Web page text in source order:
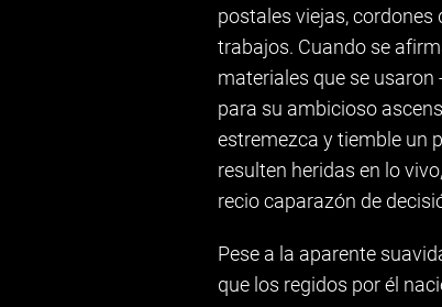
postales viejas,
trabajos. Cuando se
materiales que se
para su ambicioso
estremezca y tiemble un
resulten heridas en lo
recio caparazón de
Pese a la aparente
que los regidos por él